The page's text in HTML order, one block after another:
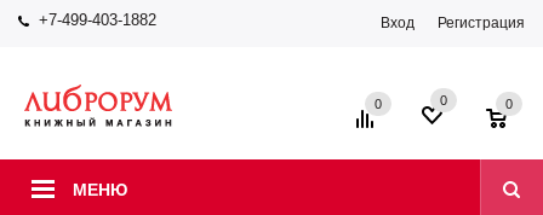
+7-499-403-1882 Вход Регистрация
МЕНЮ
0 0 0